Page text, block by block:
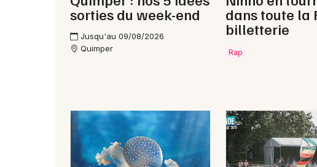
sorties du week-end
Jusqu'au 09/08/2026
Quimper
dans toute la
billetterie
Rap